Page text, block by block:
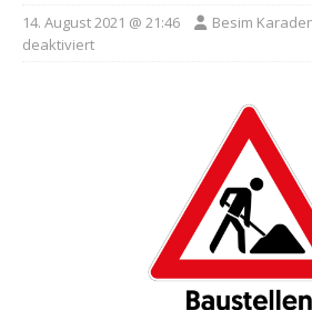
14. August 2021 @ 21:46 Besim
deaktiviert